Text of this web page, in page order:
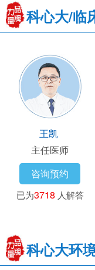
科心大/临
王凯
主任医师
咨询预约
已为3718 人解答
科心大环